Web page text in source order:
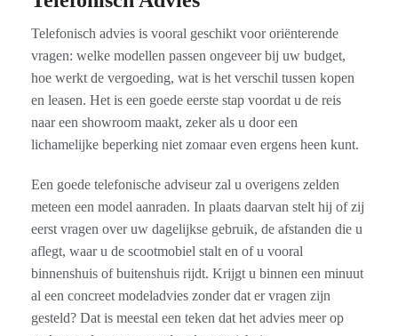
Telefonisch advies is vooral geschikt voor oriënterende
vragen: welke modellen passen ongeveer bij uw budget,
hoe werkt de vergoeding, wat is het verschil tussen kopen
en leasen. Het is een goede eerste stap voordat u de reis
naar een showroom maakt, zeker als u door een
lichamelijke beperking niet zomaar even ergens heen kunt.
Een goede telefonische adviseur zal u overigens zelden
meteen een model aanraden. In plaats daarvan stelt hij of zij
eerst vragen over uw dagelijkse gebruik, de afstanden die u
aflegt, waar u de scootmobiel stalt en of u vooral
binnenshuis of buitenshuis rijdt. Krijgt u binnen een minuut
al een concreet modeladvies zonder dat er vragen zijn
gesteld? Dat is meestal een teken dat het advies meer op